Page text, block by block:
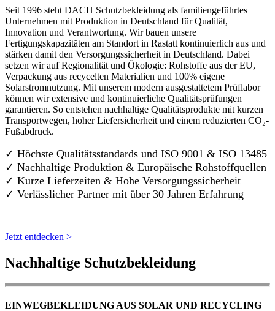
Seit 1996 steht DACH Schutzbekleidung als familiengeführtes
Unternehmen mit Produktion in Deutschland für Qualität,
Innovation und Verantwortung. Wir bauen unsere
Fertigungskapazitäten am Standort in Rastatt kontinuierlich aus und
stärken damit den Versorgungssicherheit in Deutschland. Dabei
setzen wir auf Regionalität und Ökologie: Rohstoffe aus der EU,
Verpackung aus recycelten Materialien und 100% eigene
Solarstromnutzung. Mit unserem modern ausgestattetem Prüflabor
können wir extensive und kontinuierliche Qualitätsprüfungen
garantieren. So entstehen nachhaltige Qualitätsprodukte mit kurzen
Transportwegen, hoher Liefersicherheit und einem reduzierten CO₂-
Fußabdruck.
✓ Höchste Qualitätsstandards und ISO 9001 & ISO 13485
✓ Nachhaltige Produktion & Europäische Rohstoffquellen
✓ Kurze Lieferzeiten & Hohe Versorgungssicherheit
✓ Verlässlicher Partner mit über 30 Jahren Erfahrung
Jetzt entdecken >
Nachhaltige Schutzbekleidung
EINWEGBEKLEIDUNG AUS SOLAR UND RECYCLING